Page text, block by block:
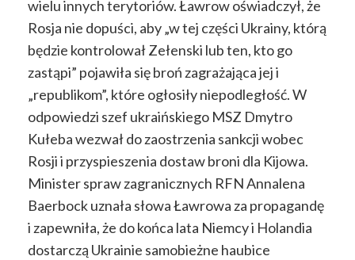
wielu innych terytoriów. Ławrow oświadczył, że
Rosja nie dopuści, aby „w tej części Ukrainy, którą
będzie kontrolował Zełenski lub ten, kto go
zastąpi” pojawiła się broń zagrażająca jej i
„republikom”, które ogłosiły niepodległość. W
odpowiedzi szef ukraińskiego MSZ Dmytro
Kułeba wezwał do zaostrzenia sankcji wobec
Rosji i przyspieszenia dostaw broni dla Kijowa.
Minister spraw zagranicznych RFN Annalena
Baerbock uznała słowa Ławrowa za propagandę
i zapewniła, że do końca lata Niemcy i Holandia
dostarczą Ukrainie samobieżne haubice